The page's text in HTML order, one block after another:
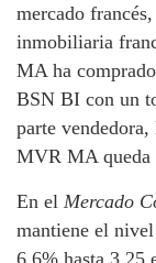
mercado
inmobiliaria
MA ha
BSN BI con un
parte
MVR MA queda
En el Mercado
mantiene el
6,6% hasta 3,25